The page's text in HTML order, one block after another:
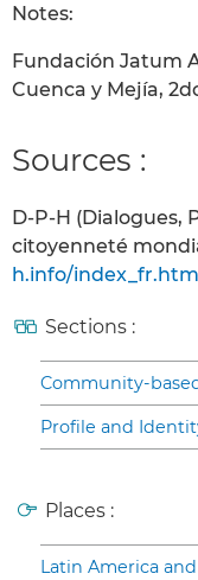
Notes:
Fundación Jatum
Cuenca y Mejía,
Sources :
D-P-H (Dialogues,
citoyenneté
h.info/
Sections :
Community-
Profile and
Places :
Latin America